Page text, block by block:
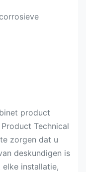
product
Technical
zorgen dat u
deskundigen is
installatie,